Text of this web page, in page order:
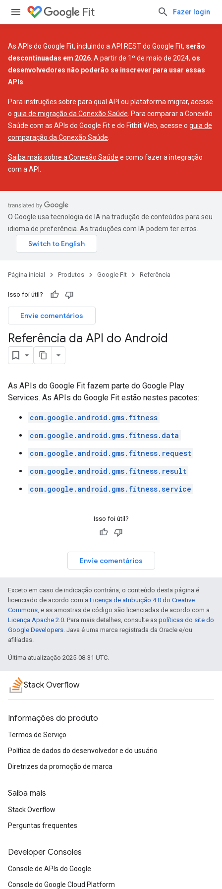
Fit Fazer login
As APIs do Google Fit, incluindo a API REST do Google Fit, serão
descontinuadas em 2026 . A partir de 1º de maio de 2024, os
desenvolvedores não poderão se inscrever para usar essas
APIs
Para instruções sobre para qual API ou plataforma migrar, acesse
o guia de migração da Conexão Saúde . Para comparar a Conexão
Saúde com as APIs do Google Fit e do Fitbit Web, acesse o guia de
comparação da Conexão Saúde
Saiba mais sobre a Conexão Saúde e como fazer a integração
com a API.
O Google usa tecnologia de IA na tradução de conteúdos para seu
idioma de preferência. As traduções com IA podem ter erros.
Página inicial Produtos Google Fit Referência
Isso foi útil?
Envie comentários
Referência da API do Android
As APIs do Google Fit fazem parte do Google Play
Services. As APIs do Google Fit estão nestes pacotes:
com.google.android.gms.fitness
com.google.android.gms.fitness.data
com.google.android.gms.fitness.request
com.google.android.gms.fitness.result
com.google.android.gms.fitness.service
Isso foi útil?
Envie comentários
Exceto em caso de indicação contrária, o conteúdo desta página é
licenciado de acordo com a Licença de atribuição 4.0 do Creative
Commons, e as amostras de código são licenciadas de acordo com a
Licença Apache 2.0. Para mais detalhes, consulte as políticas do site do
Google Developers. Java é uma marca registrada da Oracle e/ou
afiliadas.
Última atualização 2025-08-31 UTC.
Stack Overflow
Informações do produto
Termos de Serviço
Política de dados do desenvolvedor e do usuário
Diretrizes da promoção de marca
Saiba mais
Stack Overflow
Perguntas frequentes
Developer Consoles
Console de APIs do Google
Console do Google Cloud Platform